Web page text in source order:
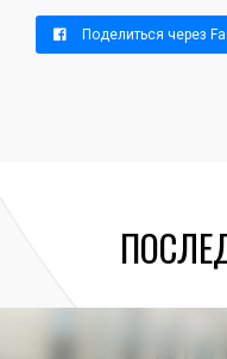
Поделиться через